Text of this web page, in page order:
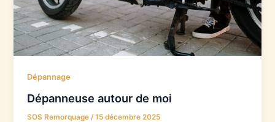
Dépannage
Dépanneuse autour de moi
SOS Remorquage /15 décembre 2025